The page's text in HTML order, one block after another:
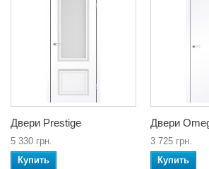
Двери Prestige
5 330 грн.
Купить
Двери
3 725 грн.
Купить